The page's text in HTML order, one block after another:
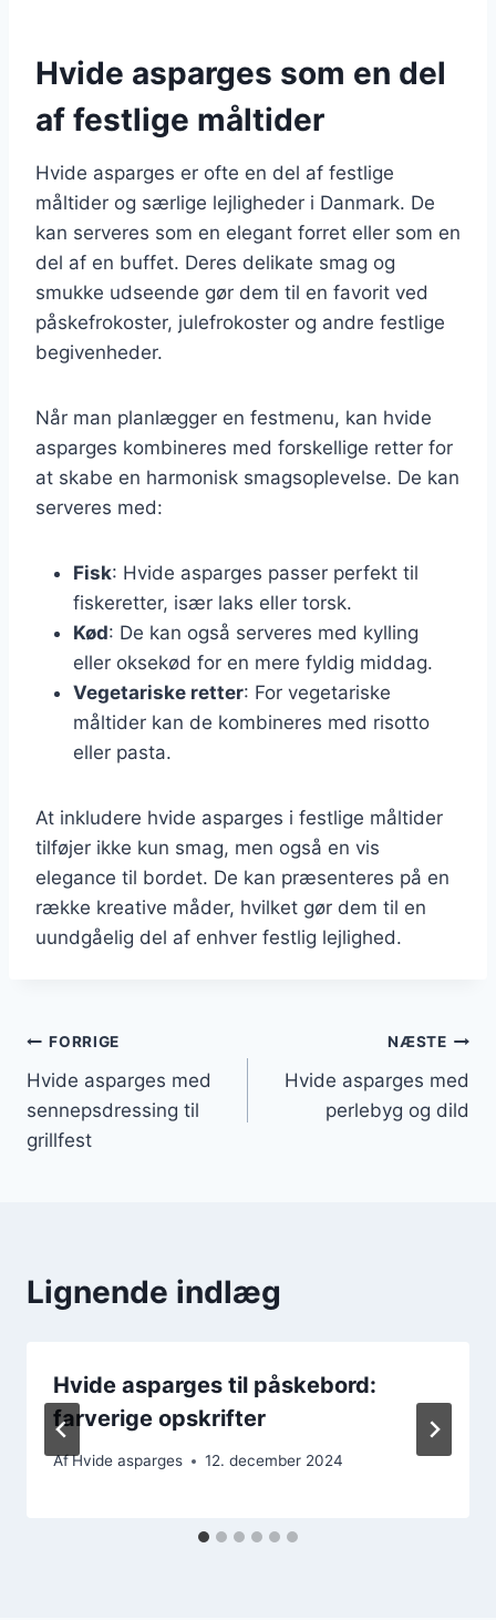
Hvide asparges som en del
af festlige måltider
Hvide asparges er ofte en del af festlige
måltider og særlige lejligheder i Danmark. De
kan serveres som en elegant forret eller som en
del af en buffet. Deres delikate smag og
smukke udseende gør dem til en favorit ved
påskefrokoster, julefrokoster og andre festlige
begivenheder.
Når man planlægger en festmenu, kan hvide
asparges kombineres med forskellige retter for
at skabe en harmonisk smagsoplevelse. De kan
serveres med:
Fisk: Hvide asparges passer perfekt til
fiskeretter, især laks eller torsk.
Kød: De kan også serveres med kylling
eller oksekød for en mere fyldig middag.
Vegetariske retter: For vegetariske
måltider kan de kombineres med risotto
eller pasta.
At inkludere hvide asparges i festlige måltider
tilføjer ikke kun smag, men også en vis
elegance til bordet. De kan præsenteres på en
række kreative måder, hvilket gør dem til en
uundgåelig del af enhver festlig lejlighed.
Indlægsnavigation
FORRIGE
Hvide asparges med
sennepsdressing til
grillfest
NÆSTE
Hvide asparges med
perlebyg og dild
Lignende indlæg
Hvide asparges til påskebord:
farverige opskrifter
AfHvide asparges 12. december 2024